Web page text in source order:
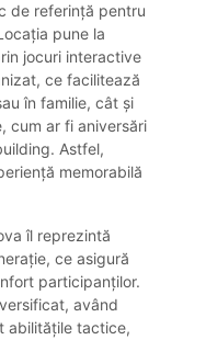
de referință pentru
pune la
jocuri interactive
ce facilitează
în familie, cât și
cum ar fi aniversări
Astfel,
memorabilă
îl reprezintă
ce asigură
participanților.
având
abilitățile tactice,